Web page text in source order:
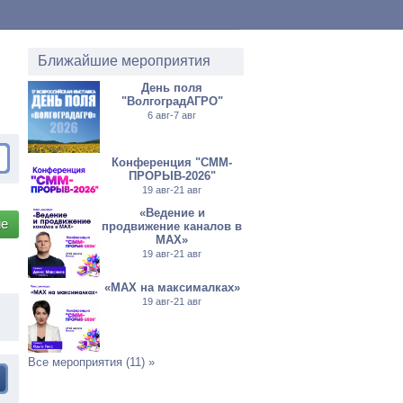
Ближайшие мероприятия
День поля
"ВолгоградАГРО"
6 авг-7 авг
Конференция "СММ-
ПРОРЫВ-2026"
19 авг-21 авг
«Ведение и
продвижение каналов в
МАХ»
19 авг-21 авг
«MAX на максималках»
19 авг-21 авг
Все мероприятия (11) »